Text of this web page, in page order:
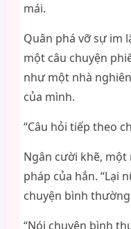
mái.
Quân phá vỡ sự im
một câu chuyện
như một nhà
của mình.
“Câu hỏi tiếp theo
Ngân cười khẽ,
pháp của hắn. “Lại
chuyện bình
“Nói chuyện bình